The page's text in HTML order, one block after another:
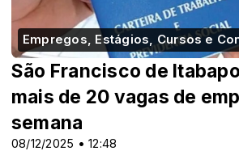
Empregos, Estágios, Cursos e
08/12/2025 • 12:48
São Francisco de
mais de 20 vagas de
semana